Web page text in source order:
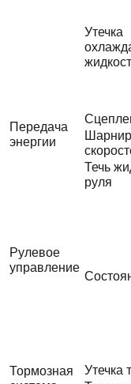
Утечка
Передача
энергии
Рулевое
управление
Течь
руля
Тормозная
Утечка